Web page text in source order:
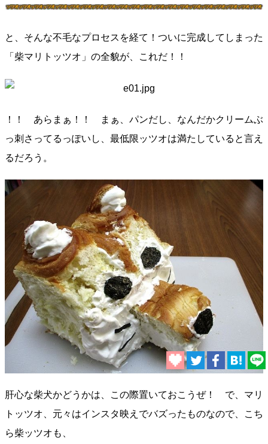
と、そんな不毛なプロセスを経て！ついに完成してしまった
「柴マリトッツオ」の全貌が、これだ！！
！！ あらまぁ！！ まぁ、パンだし、なんだかクリームぶ
っ刺さってるっぽいし、最低限ッツオは満たしていると言え
るだろう。
肝心な柴犬かどうかは、この際置いておこうぜ！ で、マリ
トッツオ、元々はインスタ映えでバズったものなので、こち
ら柴ッツオも、